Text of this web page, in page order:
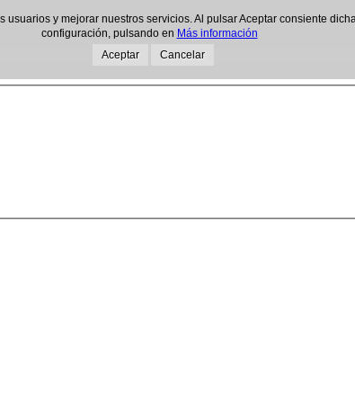
y mejorar nuestros servicios. Al pulsar Aceptar consiente
configuración, pulsando en Más información
Aceptar
Cancelar